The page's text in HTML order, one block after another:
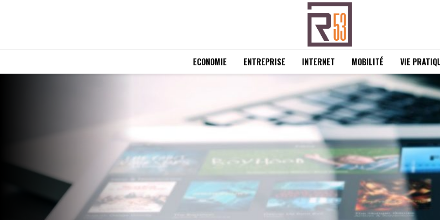
ECONOMIE ENTREPRISE INTERNET MOBILITÉ VIE